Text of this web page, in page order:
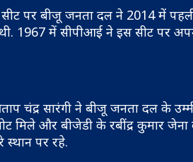
पर बीजू जनता दल ने 2014 में
1967 में सीपीआई ने इस सीट पर
चंद्र सारंगी ने बीजू जनता दल के
मिले और बीजेडी के रबींद्र कुमार
स्थान पर रहे.